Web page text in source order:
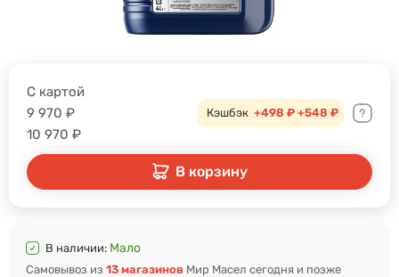
С картой
9 970 ₽
10 970 ₽
Кэшбэк +498 ₽ +548 ₽
В корзину
В наличии: Мало
Самовывоз из 13 магазинов Мир Масел сегодня и позже